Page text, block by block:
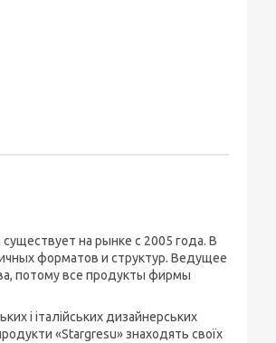
на рынке с 2005 года. В
форматов и структур. Ведущее
потому все продукты фирмы
і італійських дизайнерських
«Stargresu» знаходять своїх